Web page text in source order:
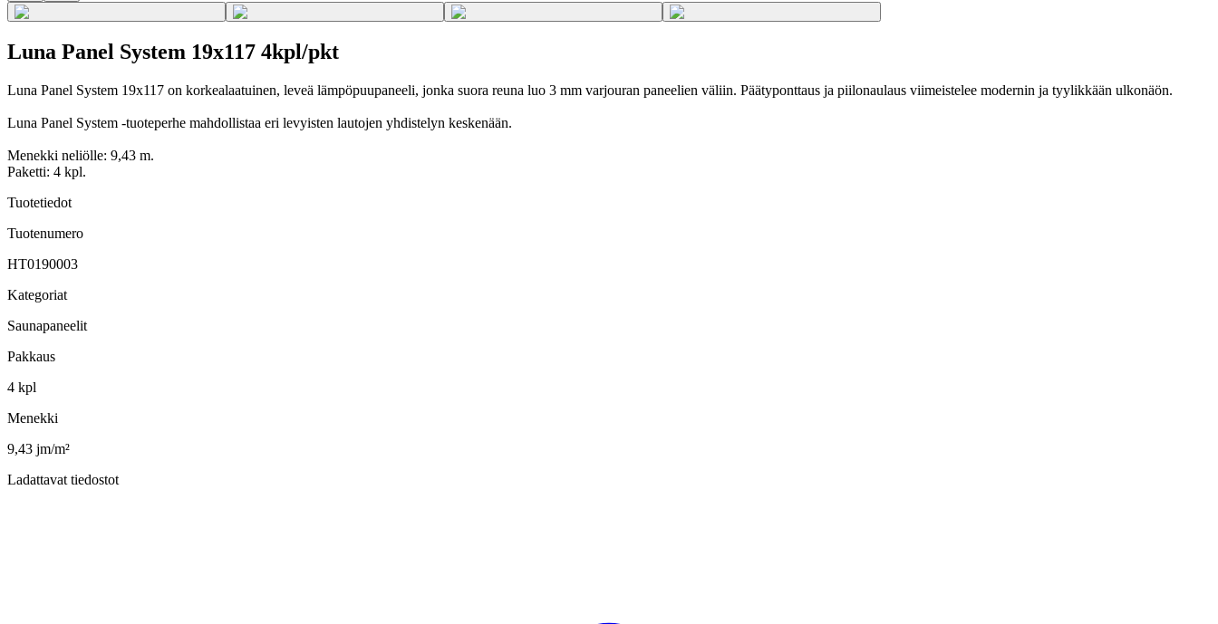
Luna Panel System 19x117 4kpl/pkt
Luna Panel System 19x117 on korkealaatuinen, leveä lämpöpuupaneeli, jonka suora reuna luo 3 mm varjouran paneelien väliin. Päätyponttaus ja piilonaulaus viimeistelee modernin ja tyylikkään ulkonäön.
Luna Panel System -tuoteperhe mahdollistaa eri levyisten lautojen yhdistelyn keskenään.
Menekki neliölle: 9,43 m.
Paketti: 4 kpl.
Tuotetiedot
Tuotenumero
HT0190003
Kategoriat
Saunapaneelit
Pakkaus
4 kpl
Menekki
9,43 jm/m²
Ladattavat tiedostot